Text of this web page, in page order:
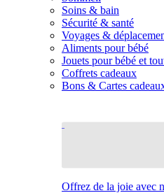
Soins & bain
Sécurité & santé
Voyages &
Aliments pour bébé
Jouets pour bébé et
Coffrets cadeaux
Bons & Cartes
Offrez de la joie avec